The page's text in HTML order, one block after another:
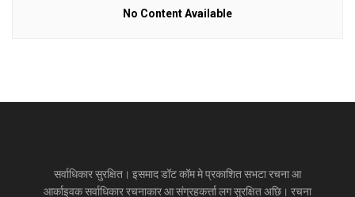
No Content Available
सर्वाधिकार सुरक्षित। इसमाद डॉट कॉम मे प्रकाशित सभटा रचना आ
आर्काइवक सर्वाधिकार रचनाकार आ संग्रहकर्त्ता लग सुरक्षित अछि। रचना